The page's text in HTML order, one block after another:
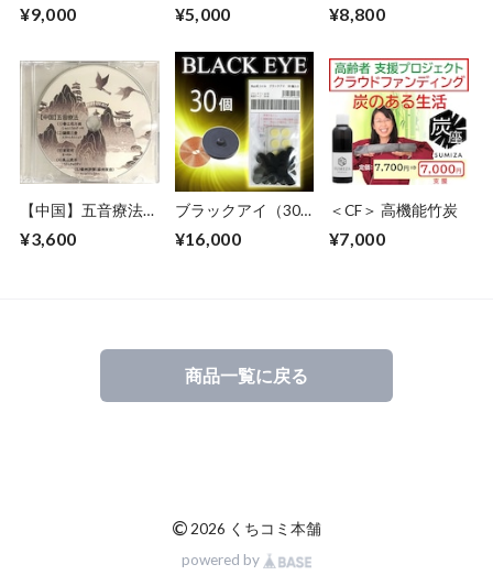
（白金）ナノコロイ
¥9,000
セット』
¥5,000
角形・丸形シール2
¥8,800
【中国】五音療法
曲）
¥3,600
ブラックアイ（30
¥16,000
＜CF＞ 高機能竹炭
¥7,000
商品一覧に戻る
© 2026 くちコミ本舗
powered by